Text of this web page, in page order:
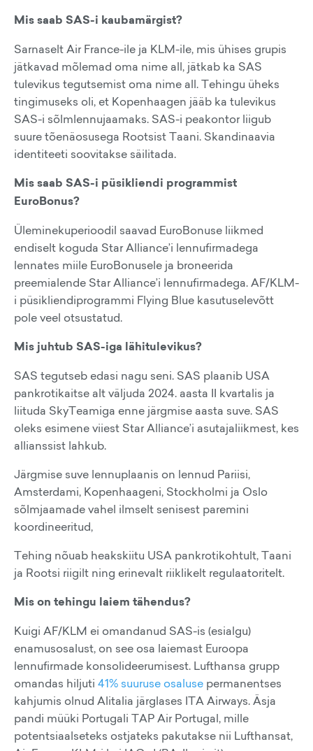
Mis saab SAS-i kaubamärgist?
Sarnaselt Air France-ile ja KLM-ile, mis ühises grupis
jätkavad mõlemad oma nime all, jätkab ka SAS
tulevikus tegutsemist oma nime all. Tehingu üheks
tingimuseks oli, et Kopenhaagen jääb ka tulevikus
SAS-i sõlmlennujaamaks. SAS-i peakontor liigub
suure tõenäosusega Rootsist Taani. Skandinaavia
identiteeti soovitakse säilitada.
Mis saab SAS-i püsikliendi programmist
EuroBonus?
Üleminekuperioodil saavad EuroBonuse liikmed
endiselt koguda Star Alliance’i lennufirmadega
lennates miile EuroBonusele ja broneerida
preemialende Star Alliance’i lennufirmadega. AF/KLM-
i püsikliendiprogrammi Flying Blue kasutuselevõtt
pole veel otsustatud.
Mis juhtub SAS-iga lähitulevikus?
SAS tegutseb edasi nagu seni. SAS plaanib USA
pankrotikaitse alt väljuda 2024. aasta II kvartalis ja
liituda SkyTeamiga enne järgmise aasta suve. SAS
oleks esimene viiest Star Alliance’i asutajaliikmest, kes
allianssist lahkub.
Järgmise suve lennuplaanis on lennud Pariisi,
Amsterdami, Kopenhaageni, Stockholmi ja Oslo
sõlmjaamade vahel ilmselt senisest paremini
koordineeritud,
Tehing nõuab heakskiitu USA pankrotikohtult, Taani
ja Rootsi riigilt ning erinevalt riiklikelt regulaatoritelt.
Mis on tehingu laiem tähendus?
Kuigi AF/KLM ei omandanud SAS-is (esialgu)
enamusosalust, on see osa laiemast Euroopa
lennufirmade konsolideerumisest. Lufthansa grupp
omandas hiljuti 41% suuruse osaluse permanentses
kahjumis olnud Alitalia järglases ITA Airways. Äsja
pandi müüki Portugali TAP Air Portugal, mille
potentsiaalseteks ostjateks pakutakse nii Lufthansat,